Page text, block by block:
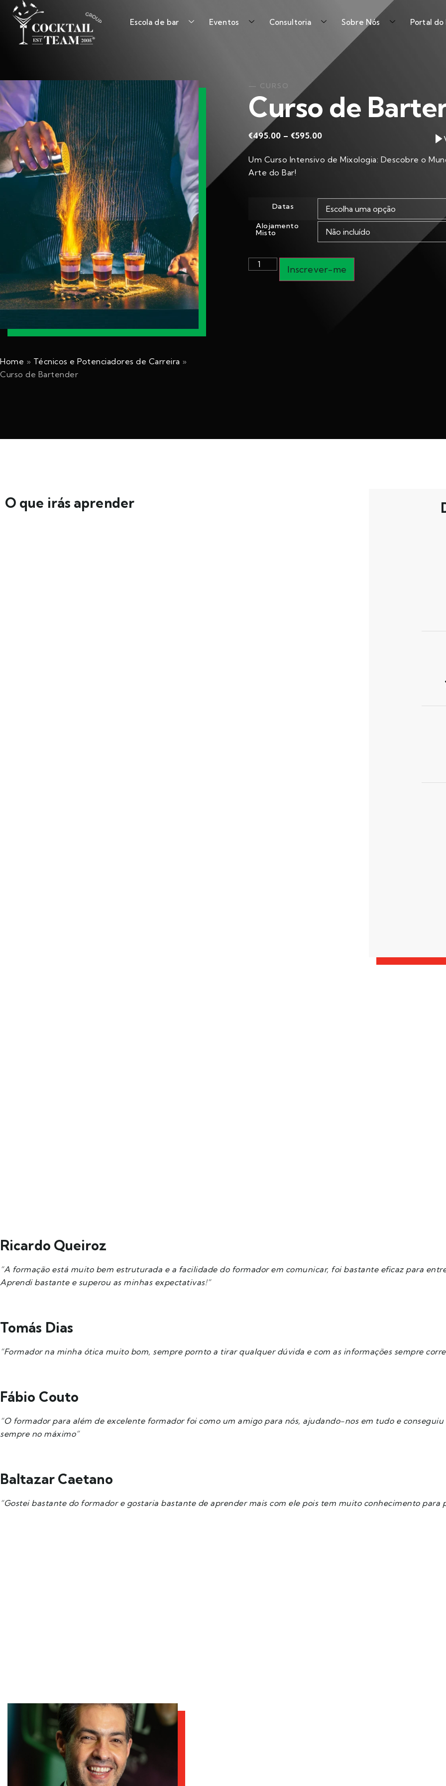
Escola de bar Eventos Consultoria Sobre Nós Portal
Home » Técnicos e Potenciadores de Carreira »
Curso de Bartender
— CURSO
Curso de
€495.00 – €595.00
Um Curso Intensivo de Mixologia: Descobre o
Arte do Bar!
Datas
Alojamento
Misto
Inscrever-me
O que irás aprender
Ricardo Queiroz
“A formação está muito bem estruturada e a facilidade do formador em comunicar, foi bastante eficaz para
Aprendi bastante e superou as minhas expectativas!“
Tomás Dias
“Formador na minha ótica muito bom, sempre pornto a tirar qualquer dúvida e com as informações sempre
Fábio Couto
“O formador para além de excelente formador foi como um amigo para nós, ajudando-nos em tudo e
sempre no máximo”
Baltazar Caetano
“Gostei bastante do formador e gostaria bastante de aprender mais com ele pois tem muito conhecimento para